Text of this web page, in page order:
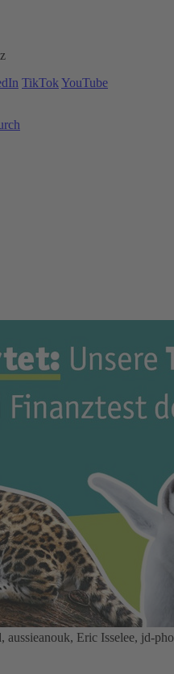
TikTok YouTube
Eric Isselee, jd-